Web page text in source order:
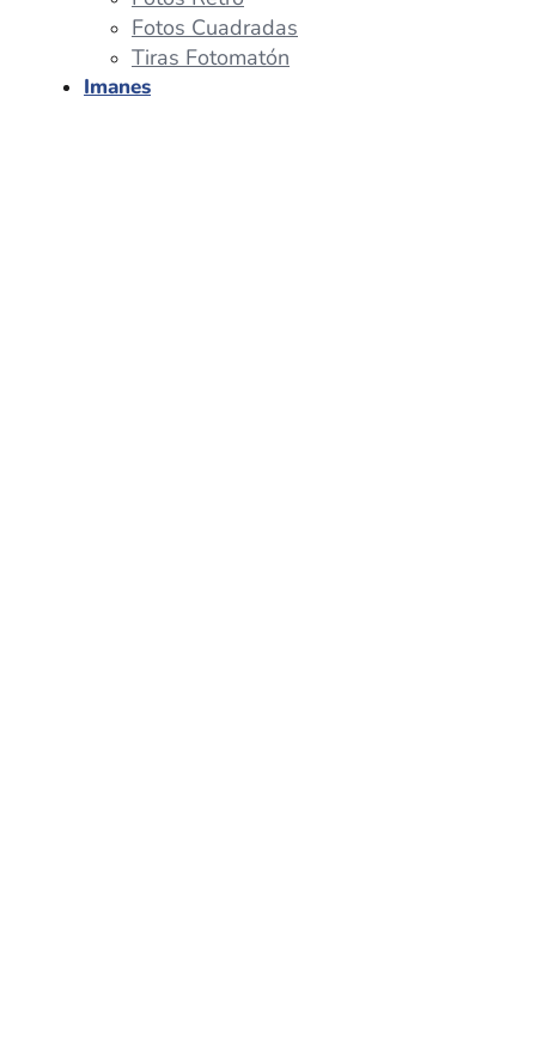
Fotos Cuadradas
Tiras Fotomatón
Imanes